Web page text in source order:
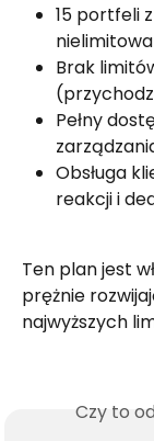
15 portfeli
Brak
Pełny
Obsługa
reakcji i
Ten plan jest
prężnie
najwyższych
Czy to